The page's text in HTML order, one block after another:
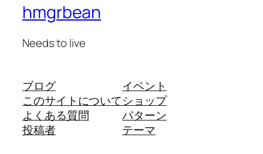
hmgrbean
Needs to live
ブログ
このサイトについて
よくある質問
投稿者
イベント
ショップ
パターン
テーマ